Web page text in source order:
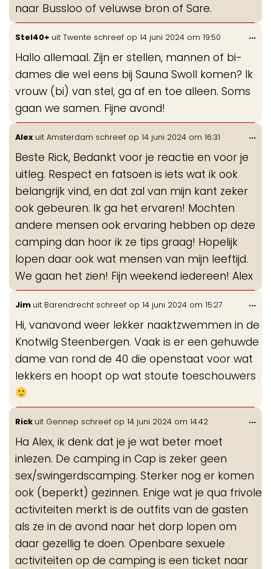
naar Bussloo of veluwse bron of Sare.
Stel40+ uit Twente schreef op 14 juni 2024 om 19:50
Hallo allemaal. Zijn er stellen, mannen of bi-
dames die wel eens bij Sauna Swoll komen? Ik
vrouw (bi) van stel, ga af en toe alleen. Soms
gaan we samen. Fijne avond!
...
Alex uit Amsterdam schreef op 14 juni 2024 om 16:31
Beste Rick, Bedankt voor je reactie en voor je
uitleg. Respect en fatsoen is iets wat ik ook
belangrijk vind, en dat zal van mijn kant zeker
ook gebeuren. Ik ga het ervaren! Mochten
andere mensen ook ervaring hebben op deze
camping dan hoor ik ze tips graag! Hopelijk
lopen daar ook wat mensen van mijn leeftijd.
We gaan het zien! Fijn weekend iedereen! Alex
...
Jim uit Barendrecht schreef op 14 juni 2024 om 15:27
Hi, vanavond weer lekker naaktzwemmen in de
Knotwilg Steenbergen. Vaak is er een gehuwde
dame van rond de 40 die openstaat voor wat
lekkers en hoopt op wat stoute toeschouwers
...
Rick uit Gennep schreef op 14 juni 2024 om 14:42
Ha Alex, ik denk dat je je wat beter moet
inlezen. De camping in Cap is zeker geen
sex/swingerdscamping. Sterker nog er komen
ook (beperkt) gezinnen. Enige wat je qua frivole
activiteiten merkt is de outfits van de gasten
als ze in de avond naar het dorp lopen om
daar gezellig te doen. Openbare sexuele
activiteiten op de camping is een ticket naar
...